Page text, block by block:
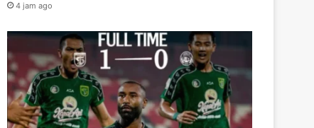
4 jam ago